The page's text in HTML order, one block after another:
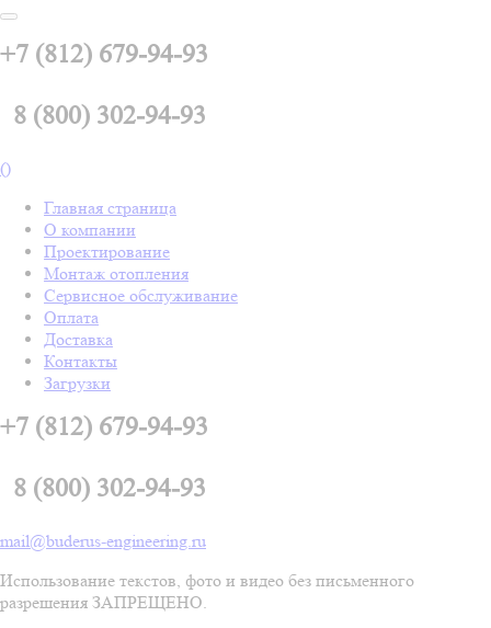
+7 (812) 679-94-93
8 (800) 302-94-93
()
Главная страница
О компании
Проектирование
Монтаж отопления
Сервисное обслуживание
Оплата
Доставка
Контакты
Загрузки
+7 (812) 679-94-93
8 (800) 302-94-93
mail@buderus-engineering.ru
Использование текстов, фото и видео без письменного
разрешения ЗАПРЕЩЕНО.